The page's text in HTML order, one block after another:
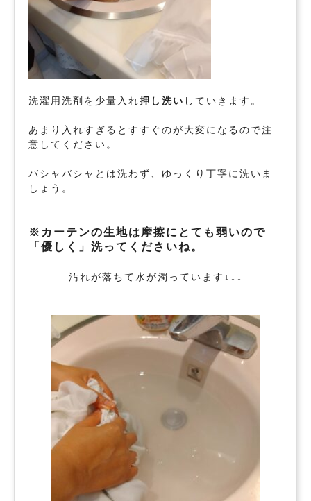
洗濯用洗剤を少量入れ押し洗い していきます。
あまり入れすぎるとすすぐのが大変になるので注
意してください。
バシャバシャとは洗わず、ゆっくり丁寧に洗いま
しょう。
※カーテンの生地は摩擦にとても弱いので
「優しく」洗ってくださいね。
汚れが落ちて水が濁っています↓↓↓